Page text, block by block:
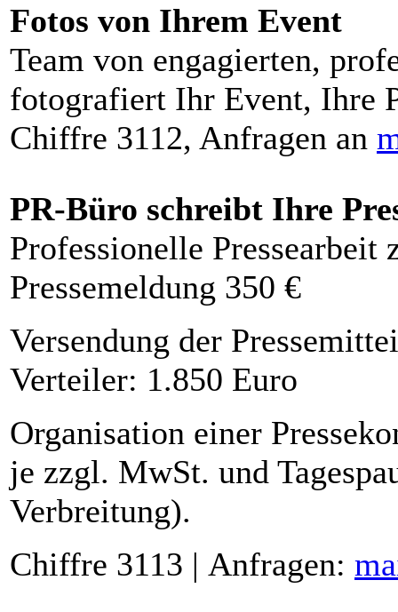
Fotos von Ihrem Event
Team von engagierten,
fotografiert Ihr Event, Ihre
Chiffre 3112, Anfragen an
PR-Büro schreibt Ihre
Professionelle Pressearbeit
Pressemeldung 350 €
Versendung der
Verteiler: 1.850 Euro
Organisation einer
je zzgl. MwSt. und
Verbreitung).
Chiffre 3113 | Anfragen: